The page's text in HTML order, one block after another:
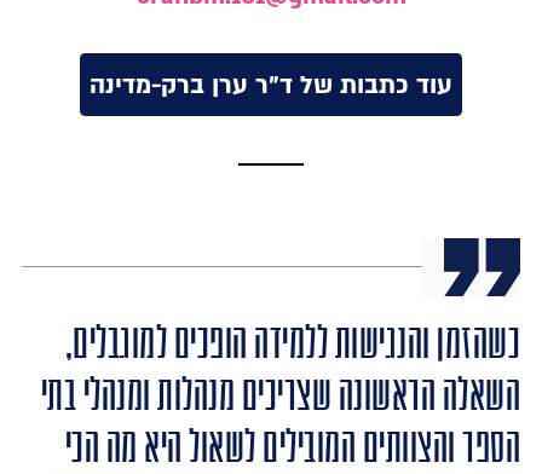
עוד כתבות של ד"ר ערן ברק-מדינה
כשהזמן והנגישות ללמידה הופכים למוגבלים,
השאלה הראשונה שצריכים מנהלות ומנהלי בתי
הספר והצוותים המובילים לשאול היא מה הכי